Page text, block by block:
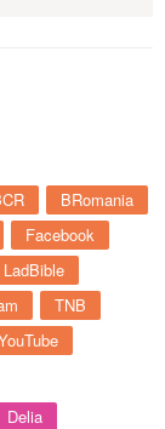
BRomania
Facebook
LadBible
TNB
Delia